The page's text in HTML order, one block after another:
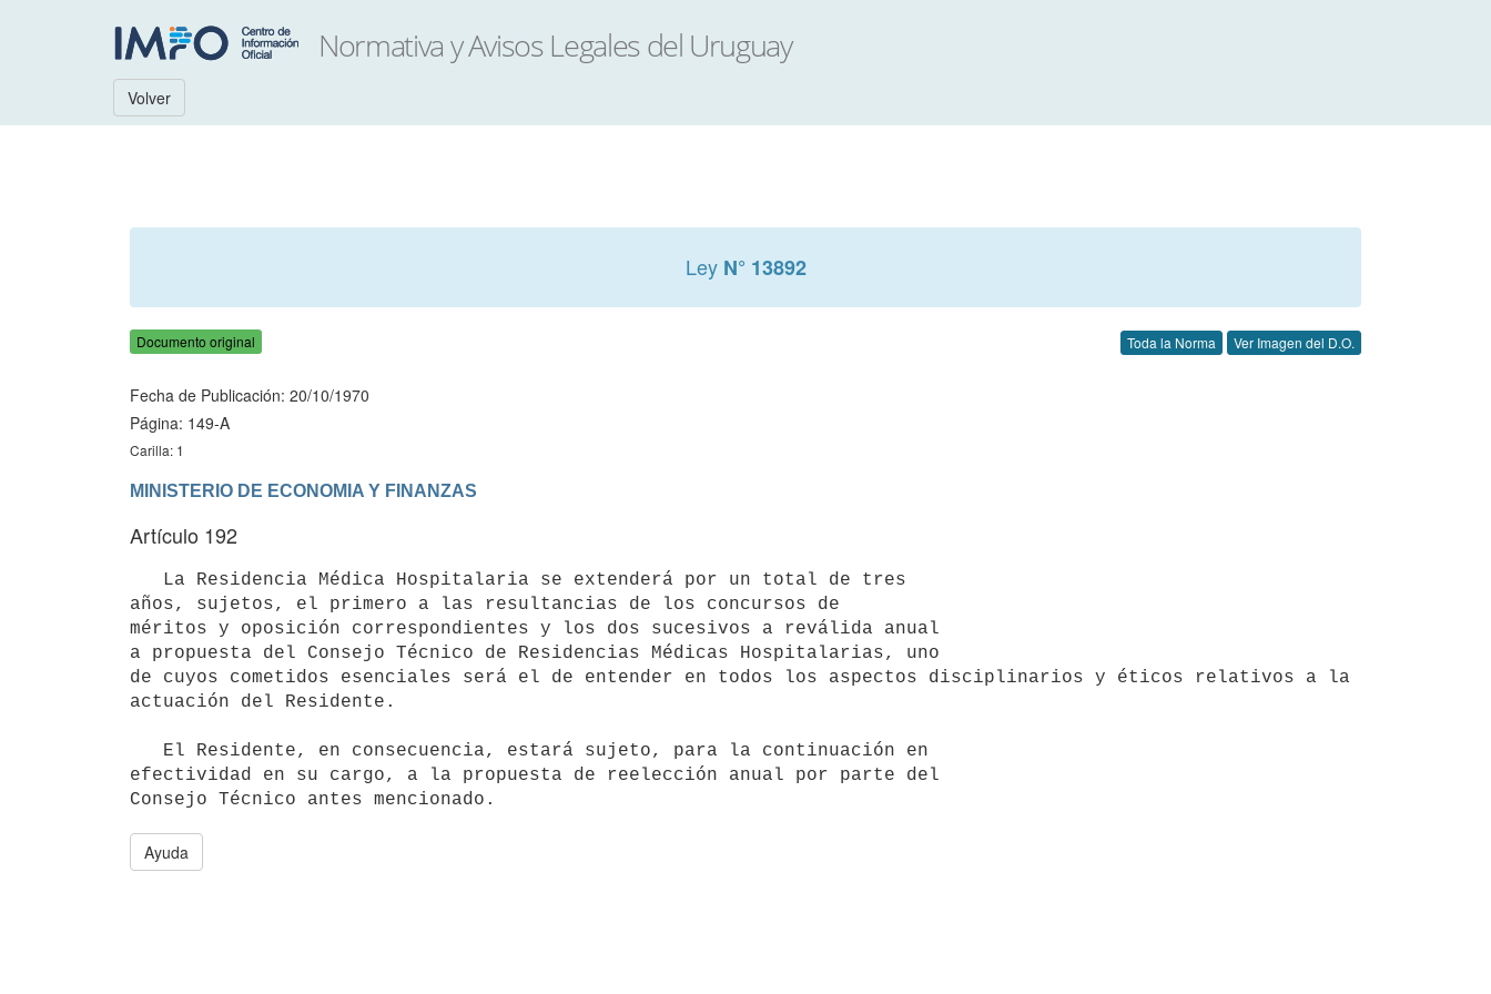
Volver
Ley N° 13892
Documento original Toda la Norma Ver Imagen del D.O.
Fecha de Publicación: 20/10/1970
Página: 149-A
Carilla: 1
MINISTERIO DE ECONOMIA Y FINANZAS
Artículo 192
años, sujetos, el primero a las resultancias de los concursos de
méritos y oposición correspondientes y los dos sucesivos a reválida anual
a propuesta del Consejo Técnico de Residencias Médicas Hospitalarias, uno
de cuyos cometidos esenciales será el de entender en todos los aspectos disciplinarios y éticos relativos a la
actuación del Residente.
efectividad en su cargo, a la propuesta de reelección anual por parte del
Ayuda